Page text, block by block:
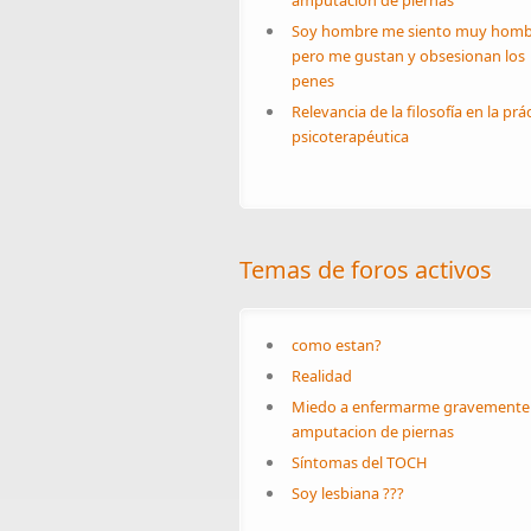
Soy hombre me siento muy
pero me gustan y obsesionan los
penes
Relevancia de la filosofía en la
psicoterapéutica
Temas de foros activos
como estan?
Realidad
Miedo a enfermarme
amputacion de piernas
Síntomas del TOCH
Soy lesbiana ???